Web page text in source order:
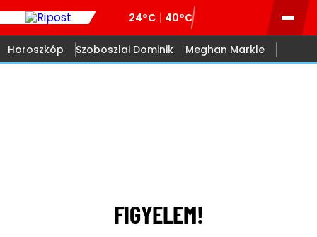
24°C 40°C
Horoszkóp Szoboszlai Dominik Meghan Markle
FIGYELEM!